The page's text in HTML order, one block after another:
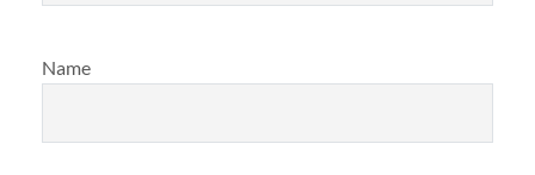
Name